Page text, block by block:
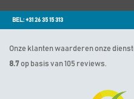
BEL: +31 26 35 15 313
Onze klanten waarderen onze
8.7 op basis van 105 reviews.